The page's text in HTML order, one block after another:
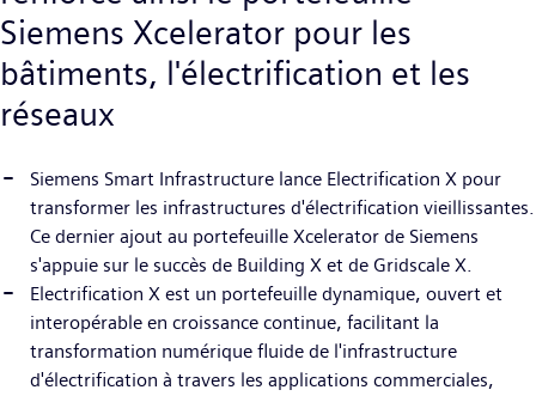
Siemens Xcelerator pour les
bâtiments, l'électrification et les
réseaux
Siemens Smart Infrastructure lance Electrification X pour
transformer les infrastructures d'électrification vieillissantes.
Ce dernier ajout au portefeuille Xcelerator de Siemens
s'appuie sur le succès de Building X et de Gridscale X.
Electrification X est un portefeuille dynamique, ouvert et
interopérable en croissance continue, facilitant la
transformation numérique fluide de l'infrastructure
d'électrification à travers les applications commerciales,